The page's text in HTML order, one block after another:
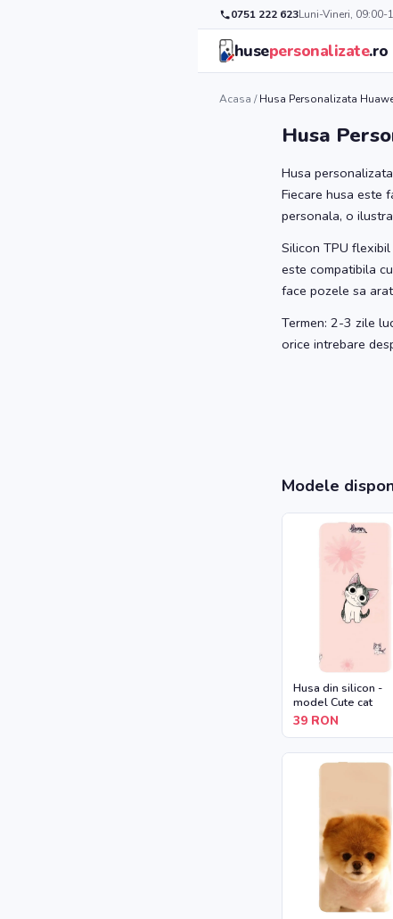
0751 222 623Luni-Vineri, 09:00-
husepersonalizate.ro
Acasa /Husa Personalizata
Husa
Husa
Fiecare husa este
personala, o
Silicon TPU
este compatibila
face pozele sa
Termen: 2-3 zile
orice intrebare
Modele
Husa din silicon -
model Cute cat
39 RON